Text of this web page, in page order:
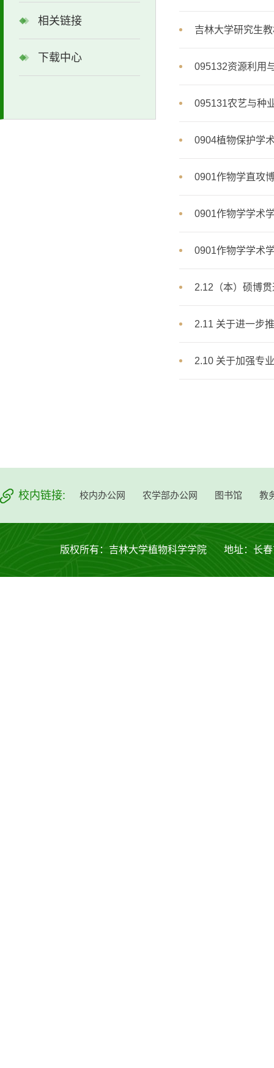
相关链接
下载中心
吉林大学研究生
095132资源利用
095131农艺与种
0904植物保护学
0901作物学直攻
0901作物学学术
0901作物学学术
2.12（本）硕博
2.11 关于进一步
2.10 关于加强专
校内链接: 校内办公网 农学部办公网 图书馆 教
版权所有：吉林大学植物科学学院 地址：长